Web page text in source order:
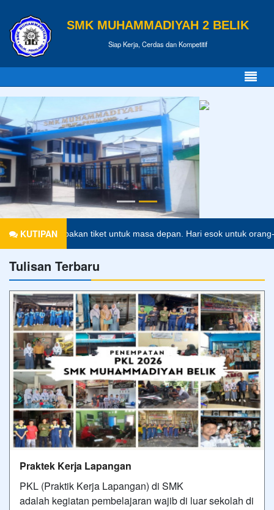
SMK MUHAMMADIYAH 2 BELIK
Siap Kerja, Cerdas dan Kompetitif
KUTIPAN
merupakan tiket untuk masa depan. Hari esok untuk orang-
Tulisan Terbaru
Praktek Kerja Lapangan
PKL (Praktik Kerja Lapangan) di SMK
adalah kegiatan pembelajaran wajib di luar sekolah di
dunia usaha/industri (IDUKA) untuk mengaplikasikan
teori, merasakan la
15/01/2023 21:23 - Oleh Admin SMKMBP - Dilihat 363 kali
Foto Terbaru